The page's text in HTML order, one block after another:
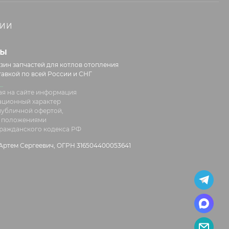
запчастей для котлов отопления
по всей России и СНГ
на сайте информация
характер
офертой,
кодекса РФ
Сергеевич, ОГРН 316504400053641